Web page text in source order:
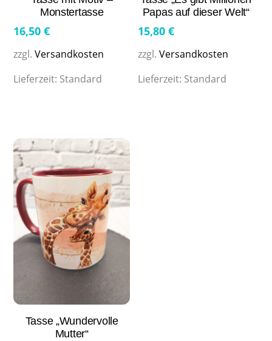
Monstertasse
16,50€
zzgl.Versandkosten
Lieferzeit: Standard
Papas auf dieser Welt“
15,80 €
zzgl. Versandkosten
Lieferzeit: Standard
Tasse „Wundervolle
Mutter“